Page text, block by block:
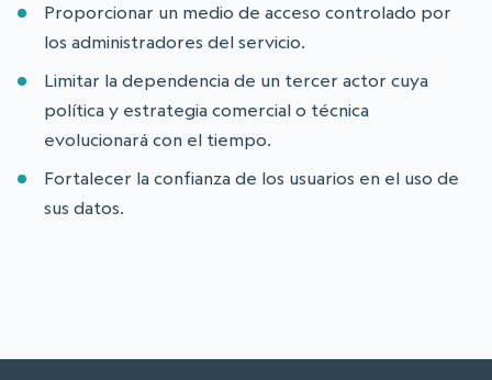
Proporcionar un medio de acceso controlado por
los administradores del servicio.
Limitar la dependencia de un tercer actor cuya
política y estrategia comercial o técnica
evolucionará con el tiempo.
Fortalecer la confianza de los usuarios en el uso de
sus datos.